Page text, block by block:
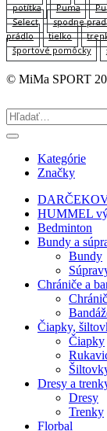
potítka
Puma
Select
spodne
prádlo
tielko
športové pomôcky
© MiMa SPORT
Kategórie
Značky
HUMMEL
Bedminton
Bundy a
Bundy
Chrániče a
Čiapky,
Čiapky
Dresy a
Dresy
Trenky
Florbal